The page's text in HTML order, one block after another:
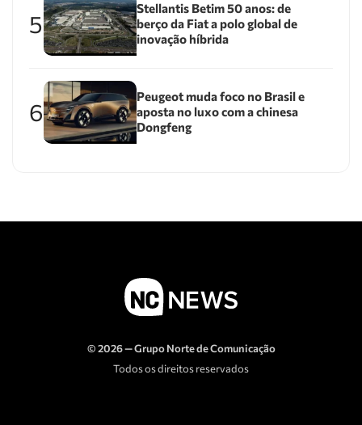
5
Stellantis Betim 50 anos: de
berço da Fiat a polo global de
inovação híbrida
6
Peugeot muda foco no Brasil e
aposta no luxo com a chinesa
Dongfeng
© 2026 — Grupo Norte de Comunicação
Todos os direitos reservados